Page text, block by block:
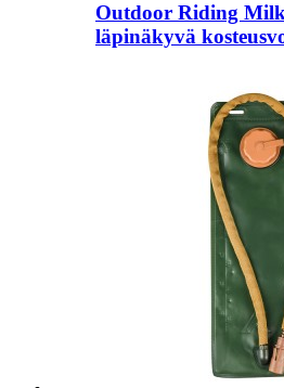
Outdoor Riding
läpinäkyvä